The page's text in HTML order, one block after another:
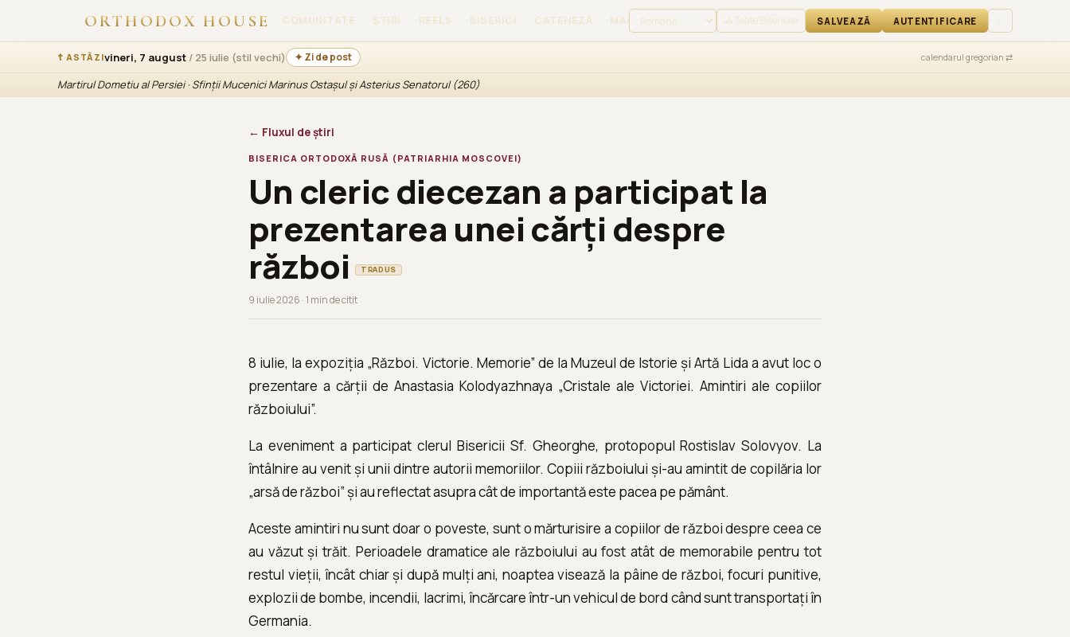
ORTHODOX HOUSE COMUNITATE ȘTIRI REELS BISERICI CATEHEZĂ MAGAZIN AUTENTIFICARE
⛪ Toate Bisericile SALVEAZĂ AUTENTIFICARE
☦ ASTĂZIvineri, 7 august / 25 iulie (stil vechi) ✦ Zi de post calendarul gregorian ⇄
Martirul Dometiu al Persiei · Sfinții Mucenici Marinus Ostașul și Asterius Senatorul (260)
← Fluxul de știri
BISERICA ORTODOXĂ RUSĂ (PATRIARHIA MOSCOVEI)
Un cleric diecezan a participat la
prezentarea unei cărți despre
război
TRADUS
9 iulie 2026 · 1 min de citit
8 iulie, la expoziția „Război. Victorie. Memorie” de la Muzeul de Istorie și Artă Lida a avut loc o
prezentare a cărții de Anastasia Kolodyazhnaya „Cristale ale Victoriei. Amintiri ale copiilor
războiului”.
La eveniment a participat clerul Bisericii Sf. Gheorghe, protopopul Rostislav Solovyov. La
întâlnire au venit și unii dintre autorii memoriilor. Copiii războiului și-au amintit de copilăria lor
„arsă de război” și au reflectat asupra cât de importantă este pacea pe pământ.
Aceste amintiri nu sunt doar o poveste, sunt o mărturisire a copiilor de război despre ceea ce
au văzut și trăit. Perioadele dramatice ale războiului au fost atât de memorabile pentru tot
restul vieții, încât chiar și după mulți ani, noaptea visează la pâine de război, focuri punitive,
explozii de bombe, incendii, lacrimi, încărcare într-un vehicul de bord când sunt transportați în
Germania.